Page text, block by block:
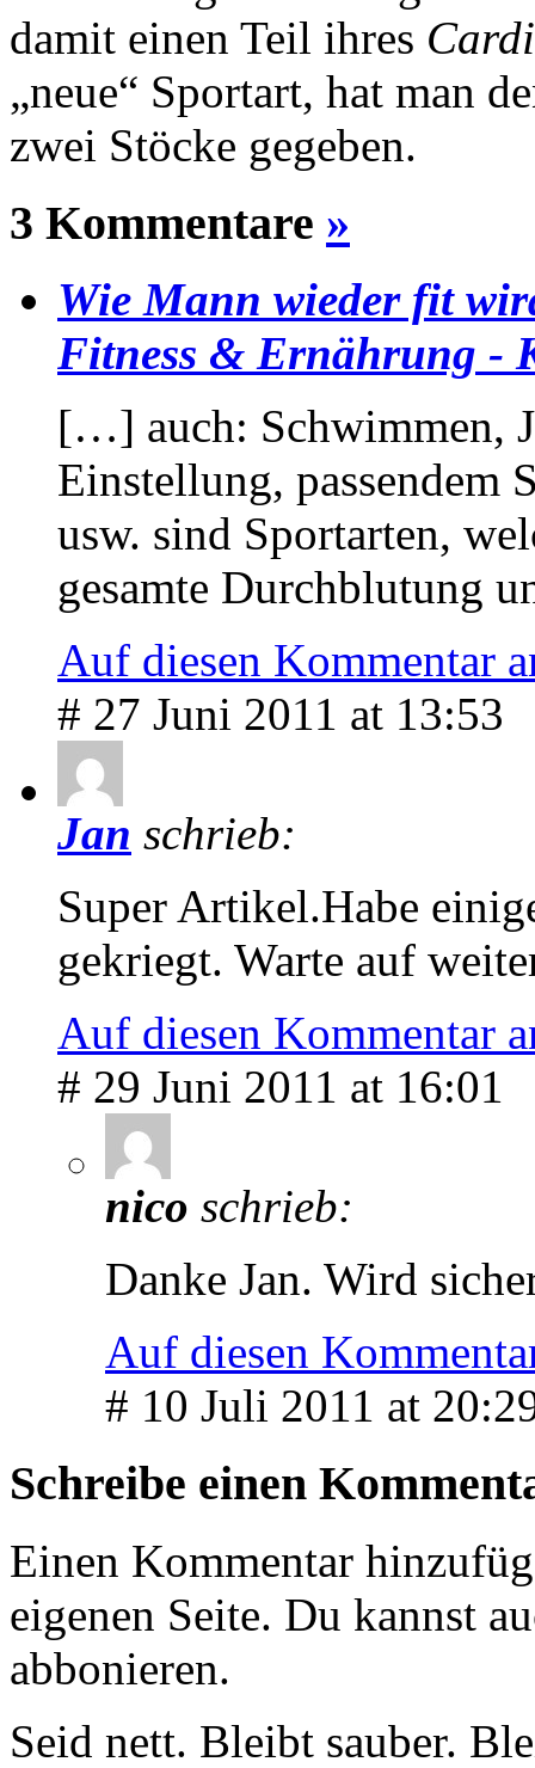
damit einen Teil ihres
„neue“ Sportart, hat man
zwei Stöcke gegeben.
3 Kommentare »
Wie Mann wieder fit
Fitness & Ernährung -
[…] auch: Schwimmen,
Einstellung, passendem
usw. sind Sportarten,
gesamte Durchblutung
Auf diesen Kommentar
# 27 Juni 2011 at 13:53
Jan schrieb:
Super Artikel.Habe
gekriegt. Warte auf
Auf diesen Kommentar
# 29 Juni 2011 at 16:01
nico schrieb:
Danke Jan. Wird
Auf diesen
# 10 Juli 2011 at
Schreibe einen
Einen Kommentar
eigenen Seite. Du kannst
abbonieren.
Seid nett. Bleibt sauber.